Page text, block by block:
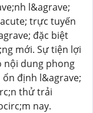
l&agrave;
trực tuyến
đặc biệt
mới. Sự tiện lợi
nội dung phong
định l&agrave;
thử trải
nay.